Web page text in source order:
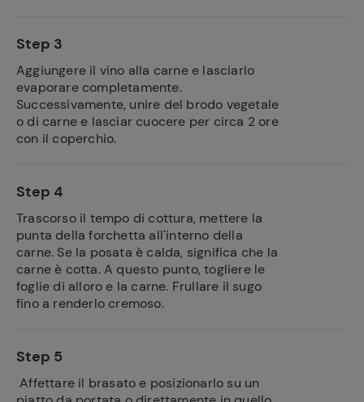
Step 3
Aggiungere il vino alla carne e lasciarlo
evaporare completamente.
Successivamente, unire del brodo vegetale
o di carne e lasciar cuocere per circa 2 ore
con il coperchio.
Step 4
Trascorso il tempo di cottura, mettere la
punta della forchetta all'interno della
carne. Se la posata è calda, significa che la
carne è cotta. A questo punto, togliere le
foglie di alloro e la carne. Frullare il sugo
fino a renderlo cremoso.
Step 5
Affettare il brasato e posizionarlo su un